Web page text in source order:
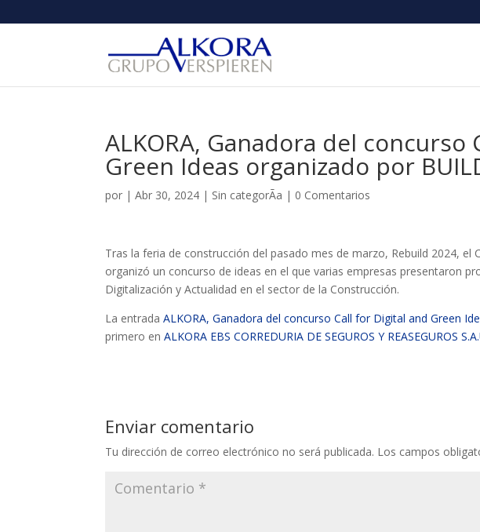
ALKORA, Ganadora del
Green Ideas organizado por
por |Abr 30, 2024 | Sin categorÃ­a | 0 Comentarios
Tras la feria de construcción del pasado mes de marzo, Rebuild 2024, el
organizó un concurso de ideas en el que varias empresas presentaron
Digitalización y Actualidad en el sector de la Construcción.
La entradaALKORA, Ganadora del concurso Call for Digital and Green
primero enALKORA EBS CORREDURIA DE SEGUROS Y REASEGUROS
Enviar comentario
Tu dirección de correo electrónico no será publicada. Los campos